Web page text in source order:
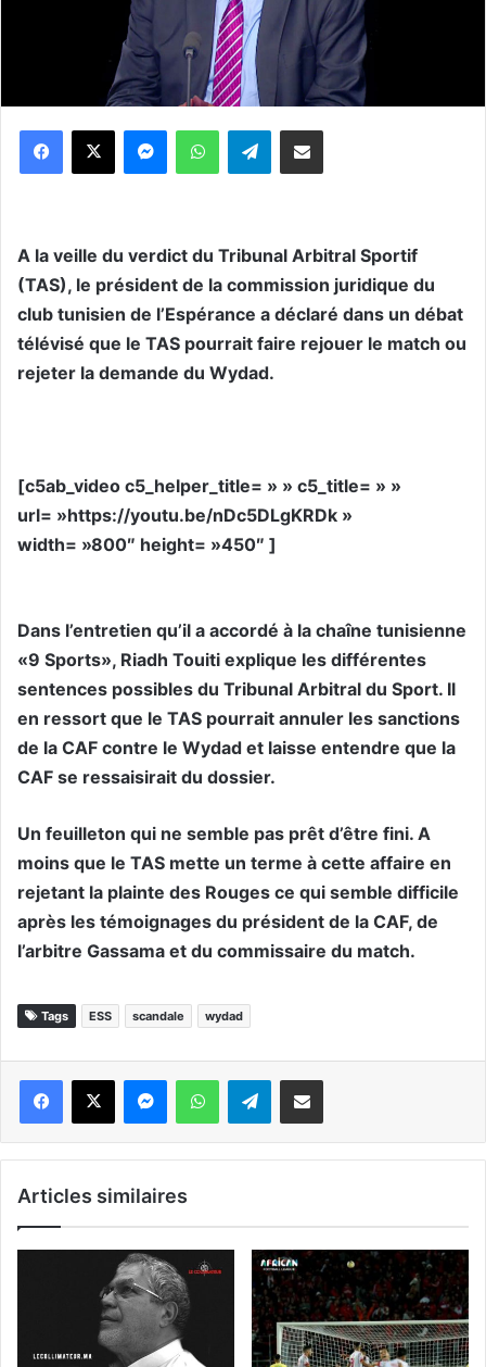
WhatsApp Telegram
A la veille du verdict du Tribunal Arbitral Sportif
(TAS), le président de la commission juridique du
club tunisien de l’Espérance a déclaré dans un débat
télévisé que le TAS pourrait faire rejouer le match ou
rejeter la demande du Wydad.
[c5ab_video c5_helper_title= » » c5_title= » »
url= »https://youtu.be/nDc5DLgKRDk »
width= »800″ height= »450″ ]
Dans l’entretien qu’il a accordé à la chaîne tunisienne
«9 Sports», Riadh Touiti explique les différentes
sentences possibles du Tribunal Arbitral du Sport. Il
en ressort que le TAS pourrait annuler les sanctions
de la CAF contre le Wydad et laisse entendre que la
CAF se ressaisirait du dossier.
Un feuilleton qui ne semble pas prêt d’être fini. A
moins que le TAS mette un terme à cette affaire en
rejetant la plainte des Rouges ce qui semble difficile
après les témoignages du président de la CAF, de
l’arbitre Gassama et du commissaire du match.
Tags ESS scandale wydad
WhatsApp Telegram
Articles similaires